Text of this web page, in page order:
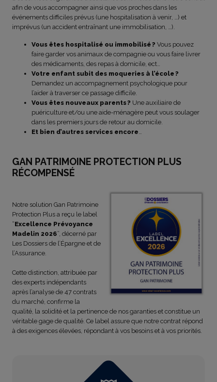
afin de vous accompagner ainsi que vos proches dans les
événements difficiles prévus (une hospitalisation à venir, …) et
imprévus (un accident entraînant une immobilisation, …).
Vous êtes hospitalisé ou immobilisé ? Vous pouvez
faire garder vos animaux de compagnie ou vous faire livrer
des médicaments, des repas à domicile, ect…
Votre enfant subit des moqueries à l’école ?
Demandez un accompagnement psychologique pour
l’aider à traverser ce passage difficile.
Vous êtes nouveaux parents ? Une auxiliaire de
puériculture et/ou une aide-ménagère peut vous soulager
dans les premiers jours de retour au domicile.
Et bien d’autres services encore
GAN PATRIMOINE PROTECTION PLUS
RÉCOMPENSÉ
Notre solution Gan Patrimoine
Protection Plus a reçu le label
“Excellence Prévoyance
Madelin 2026”, décerné par
Les Dossiers de l’Épargne et de
l’Assurance.
Cette distinction, attribuée par
des experts indépendants
après l’analyse de 47 contrats
du marché, confirme la
qualité, la solidité et la pertinence de nos garanties et constitue un
véritable gage de qualité. Ce label assure que notre contrat répond
à des exigences élevées, répondant à vos besoins et à vos priorités.